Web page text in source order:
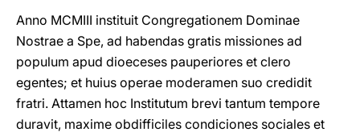
Anno MCMIII instituit Congregationem Dominae
Nostrae a Spe, ad habendas gratis missiones ad
populum apud dioeceses pauperiores et clero
egentes; et huius operae moderamen suo credidit
fratri. Attamen hoc Institutum brevi tantum tempore
duravit, maxime obdifficiles condiciones sociales et